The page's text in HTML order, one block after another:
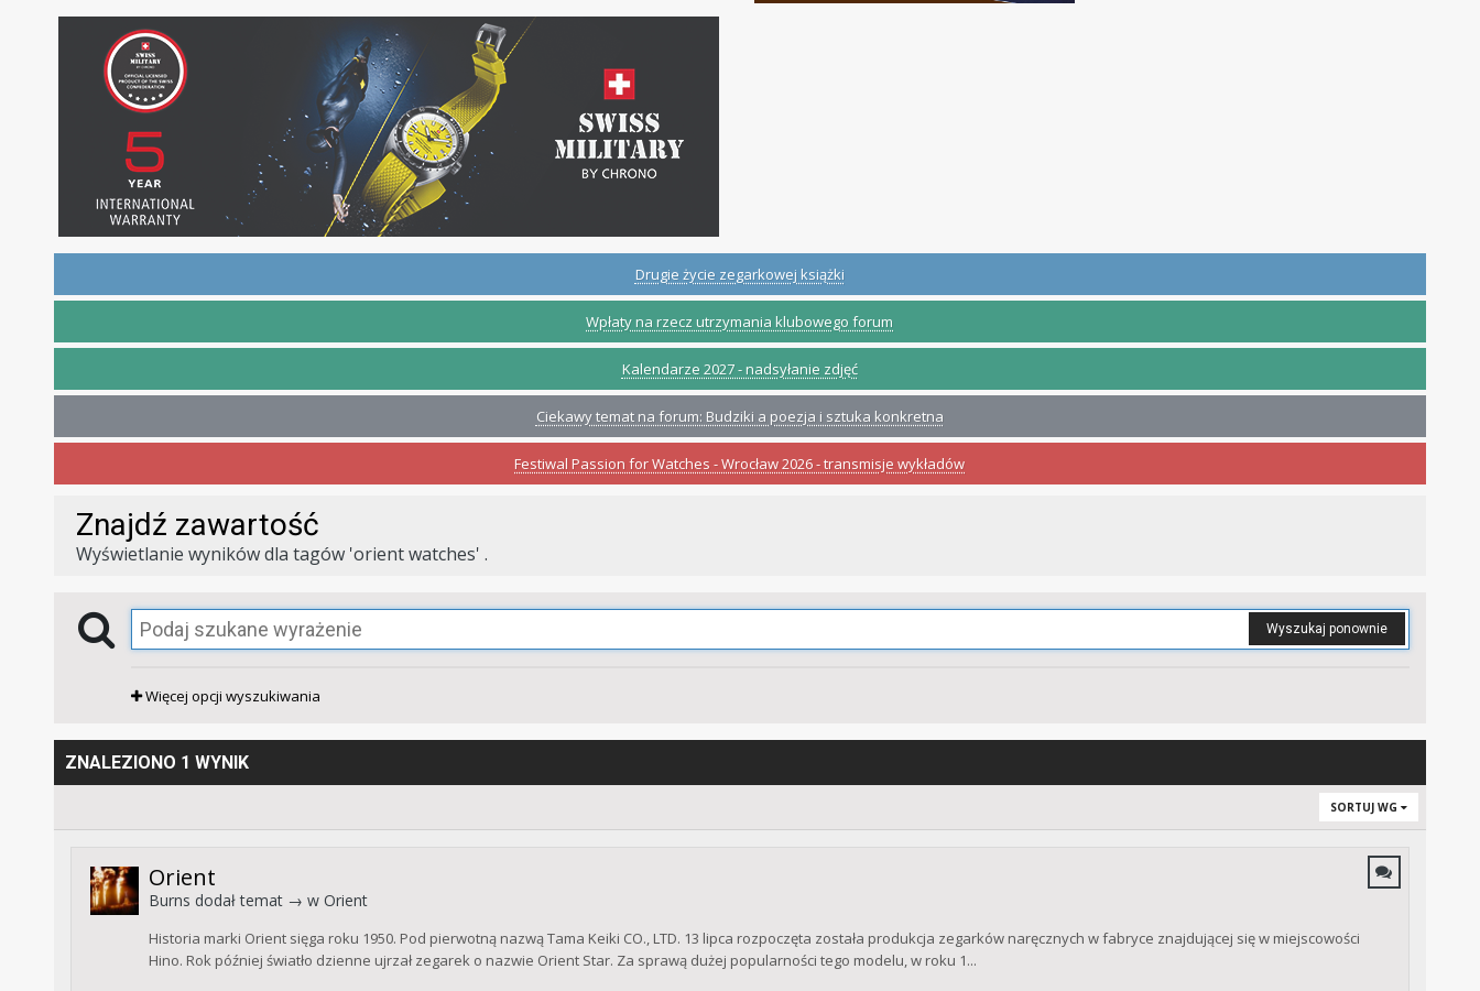
Drugie życie zegarkowej książki
Wpłaty na rzecz utrzymania klubowego forum
Kalendarze 2027 - nadsyłanie zdjęć
Ciekawy temat na forum: Budziki a poezja i sztuka konkretna
Festiwal Passion for Watches - Wrocław 2026 - transmisje wykładów
Znajdź zawartość
Wyświetlanie wyników dla tagów 'orient watches' .
Wyszukaj ponownie
Więcej opcji wyszukiwania
ZNALEZIONO 1 WYNIK
SORTUJ WG
Orient
Burns dodał temat → w Orient
Historia marki Orient sięga roku 1950. Pod pierwotną nazwą Tama Keiki CO., LTD. 13 lipca rozpoczęta została produkcja zegarków naręcznych w fabryce znajdującej się w miejscowości
Hino. Rok później światło dzienne ujrzał zegarek o nazwie Orient Star. Za sprawą dużej popularności tego modelu, w roku 1...